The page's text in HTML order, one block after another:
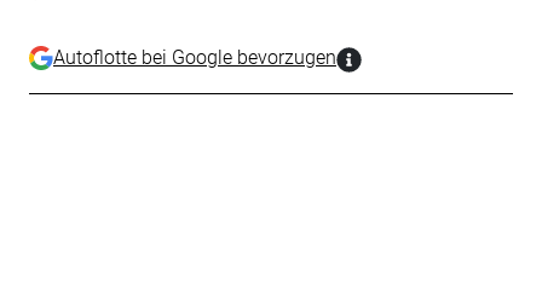
Autoflotte bei Google bevorzugen